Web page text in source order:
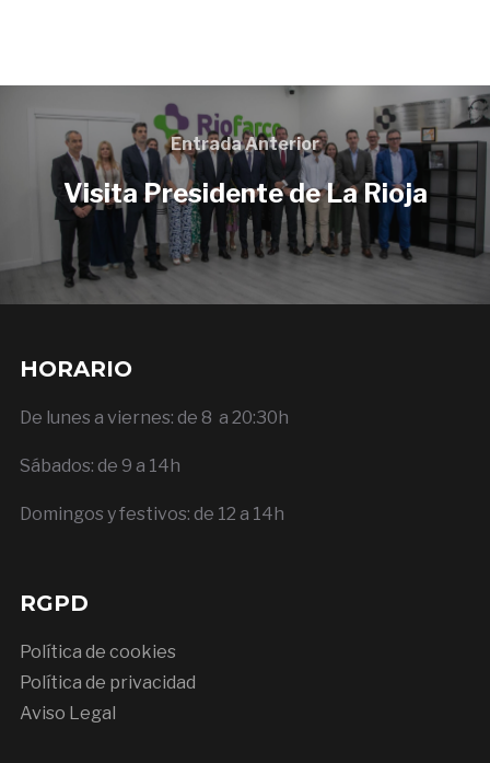
Entrada Anterior
Visita Presidente de La Rioja
HORARIO
De lunes a viernes: de 8 a 20:30h
Sábados: de 9 a 14h
Domingos y festivos: de 12 a 14h
RGPD
Política de cookies
Política de privacidad
Aviso Legal